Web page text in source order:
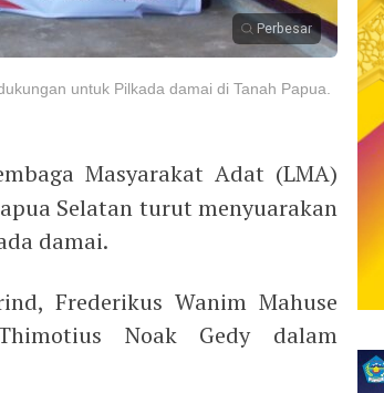
Perbesar
untuk Pilkada damai di Tanah Papua.
Masyarakat Adat (LMA)
Selatan turut menyuarakan
damai.
Frederikus Wanim Mahuse
Noak Gedy dalam